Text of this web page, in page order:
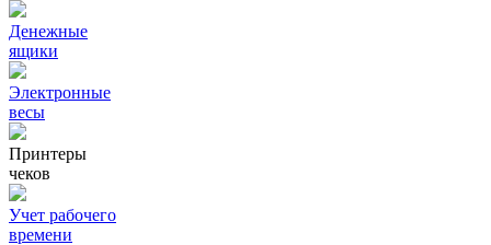
Денежные
ящики
Электронные
весы
Принтеры
чеков
Учет рабочего
времени